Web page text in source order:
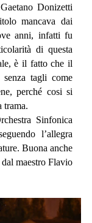
Donizetti
mancava dai
anni, infatti fu
di questa
è il fatto che il
senza tagli come
perché cosi si
trama.
Sinfonica
l’allegra
Buona anche
maestro Flavio